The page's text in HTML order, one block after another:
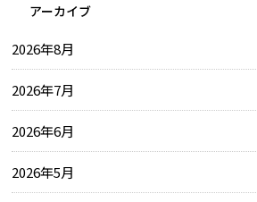
アーカイブ
2026年8月
2026年7月
2026年6月
2026年5月